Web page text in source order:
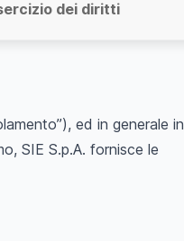
dei diritti
ed in generale in
SIE S.p.A. fornisce le